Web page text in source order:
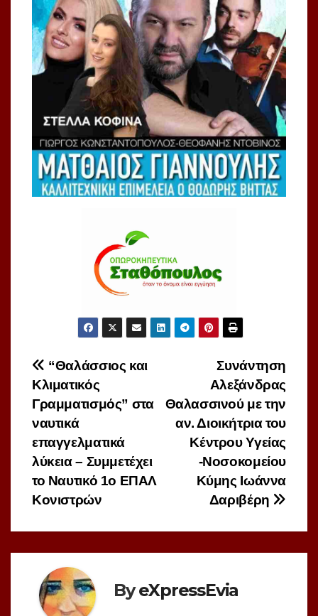
Πλοήγηση
άρθρων
Συνάντηση
Αλεξάνδρας
Θαλασσινού με την
αν. Διοικήτρια του
Κέντρου Υγείας
-Νοσοκομείου
Κύμης Ιωάννα
Δαριβέρη
“Θαλάσσιος και
Κλιματικός
Γραμματισμός” στα
ναυτικά
επαγγελματικά
λύκεια – Συμμετέχει
το Ναυτικό 1ο ΕΠΑΛ
Κονιστρών
ByeXpressEvia